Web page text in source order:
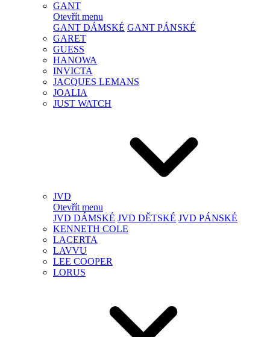
GANT
Otevřít menu
GANT DÁMSKÉ GANT PÁNSKÉ
GARET
GUESS
HANOWA
INVICTA
JACQUES LEMANS
JOALIA
JUST WATCH
JVD
Otevřít menu
JVD DÁMSKÉ JVD DĚTSKÉ JVD PÁNSKÉ
KENNETH COLE
LACERTA
LAVVU
LEE COOPER
LORUS